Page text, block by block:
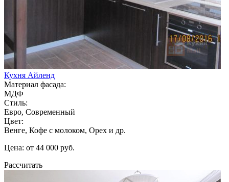
Кухня Айленд
Материал фасада:
МДФ
Стиль:
Евро, Современный
Цвет:
Венге, Кофе с молоком, Орех и др.
Цена: от 44 000 руб.
Рассчитать